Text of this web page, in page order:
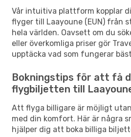
Vår intuitiva plattform kopplar
flyger till Laayoune (EUN) från
hela världen. Oavsett om du
eller överkomliga priser gör
upptäcka vad som fungerar
Bokningstips för att få
flygbiljetten till
Att flyga billigare är möjligt
med din komfort. Här är några
hjälper dig att boka billiga